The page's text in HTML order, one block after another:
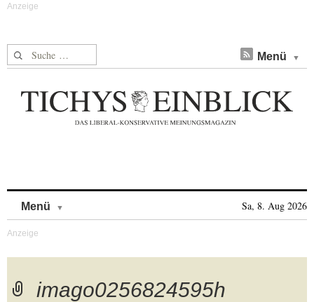
Suche nach: Menü
Menü Sa, 8. Aug 2026
imago0256824595h